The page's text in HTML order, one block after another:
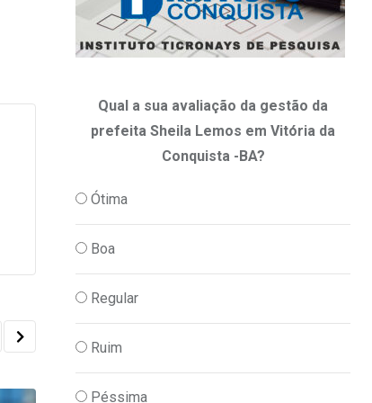
Qual a sua avaliação da gestão da
prefeita Sheila Lemos em Vitória da
Conquista -BA?
Ótima
Boa
Regular
Ruim
Péssima